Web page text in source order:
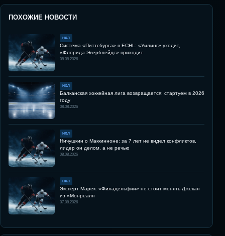
ПОХОЖИЕ НОВОСТИ
НХЛ
Система «Питтсбурга» в ECHL: «Уилинг» уходит,
«Флорида Эверблейдс» приходит
08.08.2026
НХЛ
Балканская хоккейная лига возвращается: стартуем в 2026
году
08.08.2026
НХЛ
Ничушкин о Маккинноне: за 7 лет не видел конфликтов,
лидер он делом, а не речью
08.08.2026
НХЛ
Эксперт Марек: «Филадельфии» не стоит менять Джекая
из «Монреаля
07.08.2026